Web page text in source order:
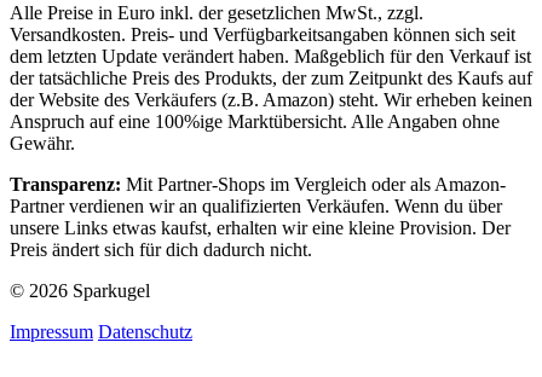
Alle Preise in Euro inkl. der gesetzlichen MwSt., zzgl.
Versandkosten. Preis- und Verfügbarkeitsangaben können sich seit
dem letzten Update verändert haben. Maßgeblich für den Verkauf ist
der tatsächliche Preis des Produkts, der zum Zeitpunkt des Kaufs auf
der Website des Verkäufers (z.B. Amazon) steht. Wir erheben keinen
Anspruch auf eine 100%ige Marktübersicht. Alle Angaben ohne
Gewähr.
Transparenz: Mit Partner-Shops im Vergleich oder als Amazon-
Partner verdienen wir an qualifizierten Verkäufen. Wenn du über
unsere Links etwas kaufst, erhalten wir eine kleine Provision. Der
Preis ändert sich für dich dadurch nicht.
© 2026 Sparkugel
Impressum Datenschutz